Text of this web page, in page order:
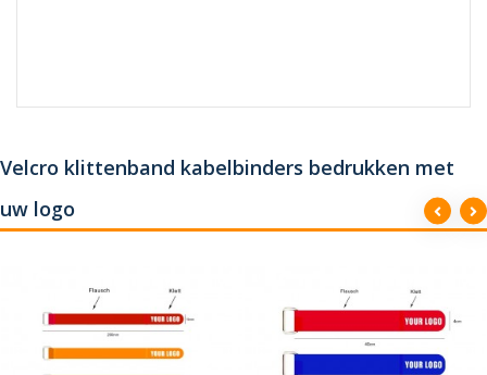
Velcro klittenband kabelbinders bedrukken met
uw logo